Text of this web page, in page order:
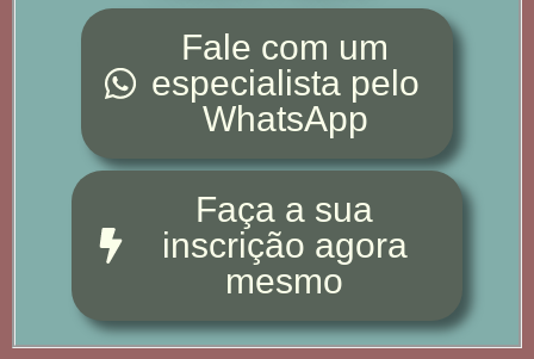
Fale com um
especialista pelo
WhatsApp
Faça a sua
inscrição agora
mesmo